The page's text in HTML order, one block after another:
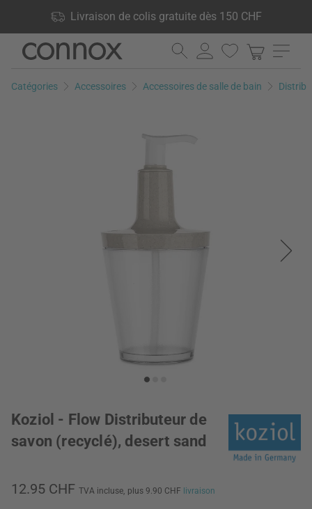
Livraison de colis gratuite dès 150 CHF
produits en stock, Droit de retour de 60 jours
Aller
contenu
Aller
la
Catégories Accessoires Accessoires de salle de bain
Koziol - Flow Distributeur de
savon (recyclé), desert sand
12.95 CHF TVA incluse, plus 9.90 CHF livraison